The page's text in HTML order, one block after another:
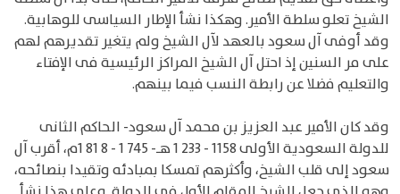
الشيخ تعلو سلطة الأمير. وهكذا نشأ الإطار السياسى للوهابية.
وقد أوفى آل سعود بالعهد لآل الشيخ ولم يتغير تقديرهم لهم
على مر السنين إذ احتل آل الشيخ المراكز الرئيسية فى الإفتاء
والتعليم فضلا عن رابطة النسب فيما بينهم.
وقد كان الأمير عبد العزيز بن محمد آل سعود- الحاكم الثانى
للدولة السعودية الأولى 1158 - 233 1 هـ- 745 1 - 8 81 1م، أقرب آل
سعود إلى قلب الشيخ، وأكثرهم تمسكا بمبادئه وتقيدا بنصائحه،